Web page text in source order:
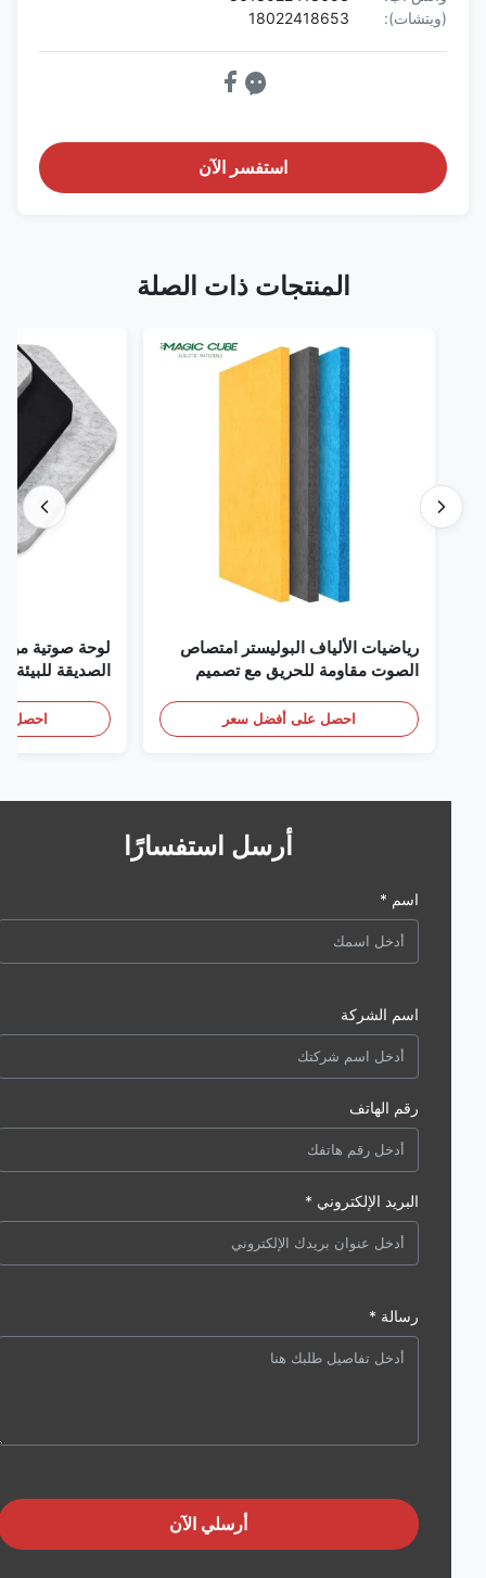
(ويتشات):
18022418653
استفسر الآن
المنتجات ذات الصلة
رياضيات الألياف البوليستر امتصاص
الصوت مقاومة للحريق مع تصميم
احصل على أفضل سعر
لوحة صوتية من
احصل على
أرسل استفسارًا
اسم *
اسم الشركة
رقم الهاتف
البريد الإلكتروني *
رسالة *
أرسلي الآن